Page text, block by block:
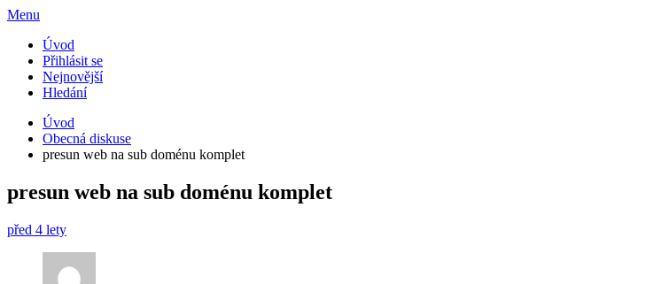
Menu
Úvod
Přihlásit se
Nejnovější
Hledání
Úvod
Obecná diskuse
presun web na sub doménu komplet
presun web na sub doménu komplet
před 4 lety